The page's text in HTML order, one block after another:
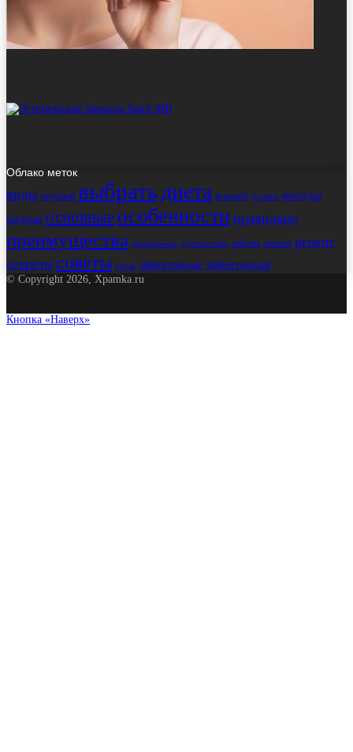
Облако меток
виды вкусный выбратьдиета игровой лучшие методы
модные основные особенности правильно
преимущества применение путешествие работы ремонт рецепт
секреты советы стиль эффективные эффективный
© Copyright 2026, Xpamka.ru
Кнопка «Наверх»